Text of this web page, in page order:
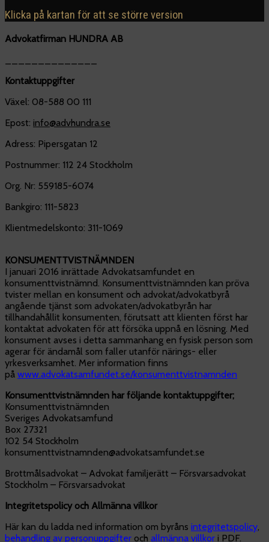
Klicka på kartan för att se större version
Advokatfirman HUNDRA AB
Kontaktuppgifter
Växel: 08-588 00 111
Epost: info@advhundra.se
Adress: Pipersgatan 12
Postnummer: 112 24 Stockholm
Org. Nr: 559185-6074
Bankgiro: 111-5823
Klientmedelskonto: 311-1069
KONSUMENTTVISTNÄMNDEN
I januari 2016 inrättade Advokatsamfundet en
konsumenttvistnämnd. Konsumenttvistnämnden kan pröva
tvister mellan en konsument och advokat/advokatbyrå
angående tjänst som advokaten/advokatbyrån har
tillhandahållit konsumenten, förutsatt att klienten först har
kontaktat advokaten för att försöka uppnå en lösning. Med
konsument avses i detta sammanhang en fysisk person som
agerar för ändamål som faller utanför närings- eller
yrkesverksamhet. Mer information finns
på www.advokatsamfundet.se/konsumenttvistnamnden
Konsumenttvistnämnden har följande kontaktuppgifter;
Konsumenttvistnämnden
Sveriges Advokatsamfund
Box 27321
102 54 Stockholm
konsumenttvistnamnden@advokatsamfundet.se
Brottmålsadvokat – Advokat familjerätt – Försvarsadvokat
Stockholm – Försvarsadvokat
Integritetspolicy och Allmänna villkor
Här kan du ladda ned information om byråns integritetspolicy
behandling av personuppgifter och allmänna villkor i PDF.